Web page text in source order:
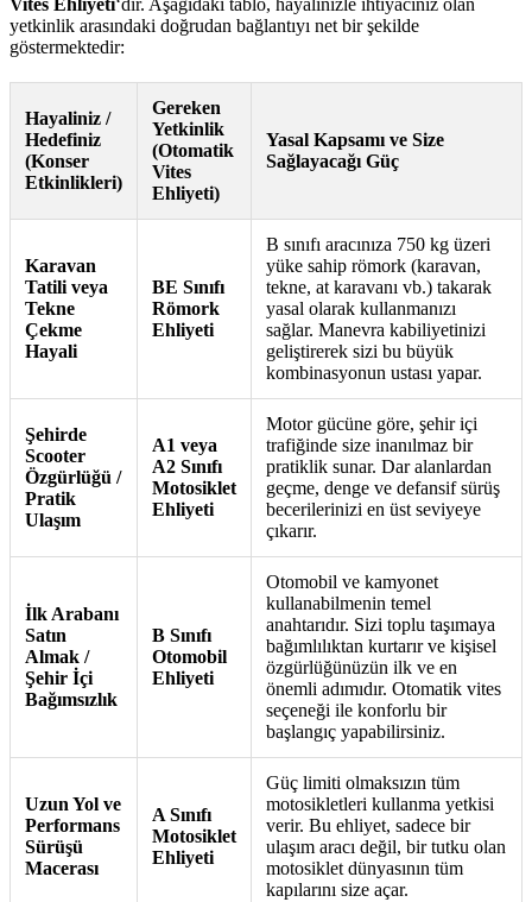
Vites Ehliyeti‘dir. Aşağıdaki tablo, hayalinizle ihtiyacınız olan
yetkinlik arasındaki doğrudan bağlantıyı net bir şekilde
göstermektedir:
Hayaliniz /
Hedefiniz
(Konser
Etkinlikleri)
Gereken
Yetkinlik
(Otomatik
Vites
Ehliyeti)
Yasal Kapsamı ve Size
Sağlayacağı Güç
Karavan
Tatili veya
Tekne
Çekme
Hayali
BE Sınıfı
Römork
Ehliyeti
B sınıfı aracınıza 750 kg üzeri
yüke sahip römork (karavan,
tekne, at karavanı vb.) takarak
yasal olarak kullanmanızı
sağlar. Manevra kabiliyetinizi
geliştirerek sizi bu büyük
kombinasyonun ustası yapar.
Şehirde
Scooter
Özgürlüğü /
Pratik
Ulaşım
A1 veya
A2 Sınıfı
Motosiklet
Ehliyeti
Motor gücüne göre, şehir içi
trafiğinde size inanılmaz bir
pratiklik sunar. Dar alanlardan
geçme, denge ve defansif sürüş
becerilerinizi en üst seviyeye
çıkarır.
İlk Arabanı
Satın
Almak /
Şehir İçi
Bağımsızlık
B Sınıfı
Otomobil
Ehliyeti
Otomobil ve kamyonet
kullanabilmenin temel
anahtarıdır. Sizi toplu taşımaya
bağımlılıktan kurtarır ve kişisel
özgürlüğünüzün ilk ve en
önemli adımıdır. Otomatik vites
seçeneği ile konforlu bir
başlangıç yapabilirsiniz.
Uzun Yol ve
Performans
Sürüşü
Macerası
A Sınıfı
Motosiklet
Ehliyeti
Güç limiti olmaksızın tüm
motosikletleri kullanma yetkisi
verir. Bu ehliyet, sadece bir
ulaşım aracı değil, bir tutku olan
motosiklet dünyasının tüm
kapılarını size açar.